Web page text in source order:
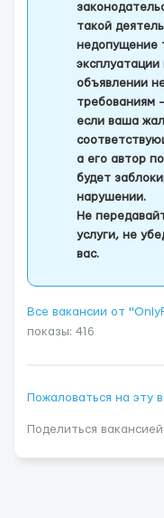
такой
недопущение
эксплуатации
объявлении
требованиям
если ваша
а его автор
будет
нарушении.
Не
услуги, не
вас.
Все вакансии от
показы: 416
Пожаловаться на эту
Поделиться вакансией: